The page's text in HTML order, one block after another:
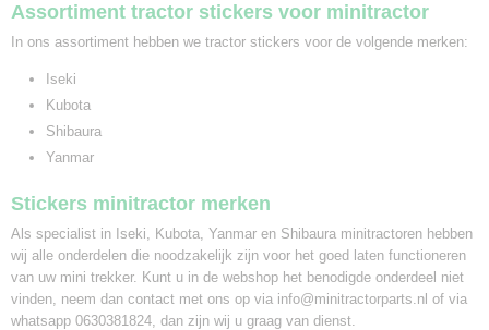
Assortiment tractor stickers voor minitractor
In ons assortiment hebben we tractor stickers voor de volgende merken:
Iseki
Kubota
Shibaura
Yanmar
Stickers minitractor merken
Als specialist in Iseki, Kubota, Yanmar en Shibaura minitractoren hebben
wij alle onderdelen die noodzakelijk zijn voor het goed laten functioneren
van uw mini trekker. Kunt u in de webshop het benodigde onderdeel niet
vinden, neem dan contact met ons op via info@minitractorparts.nl of via
whatsapp 0630381824, dan zijn wij u graag van dienst.